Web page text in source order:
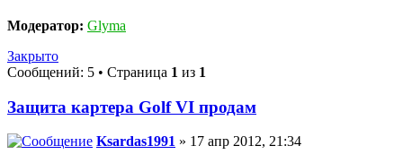
Модератор: Glyma
Закрыто
Сообщений: 5 • Страница 1 из 1
Защита картера Golf VI продам
Ksardas1991 » 17 апр 2012, 21:34